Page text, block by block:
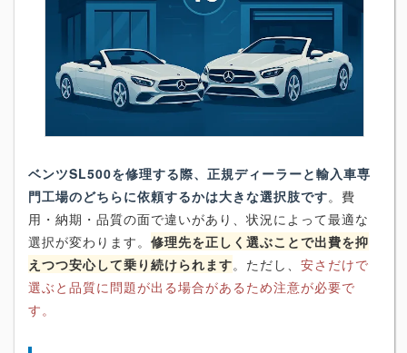
ベンツSL500を修理する際、正規ディーラーと輸入車専
門工場のどちらに依頼するかは大きな選択肢です。費
用・納期・品質の面で違いがあり、状況によって最適な
選択が変わります。 修理先を正しく選ぶことで出費を抑
えつつ安心して乗り続けられます。ただし、 安さだけで
選ぶと品質に問題が出る場合があるため注意が必要で
す。